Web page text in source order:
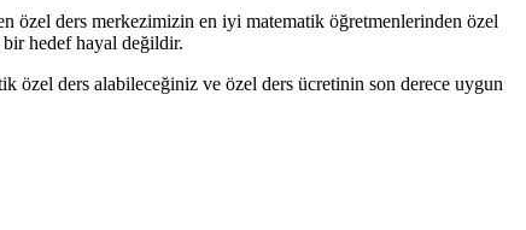
özel ders merkezimizin en iyi matematik öğretmenlerinden özel
hedef hayal değildir.
özel ders alabileceğiniz ve özel ders ücretinin son derece uygun